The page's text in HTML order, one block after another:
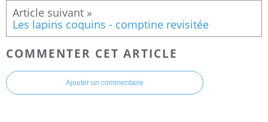
Les lapins coquins - comptine revisitée
COMMENTER CET ARTICLE
Ajouter un commentaire